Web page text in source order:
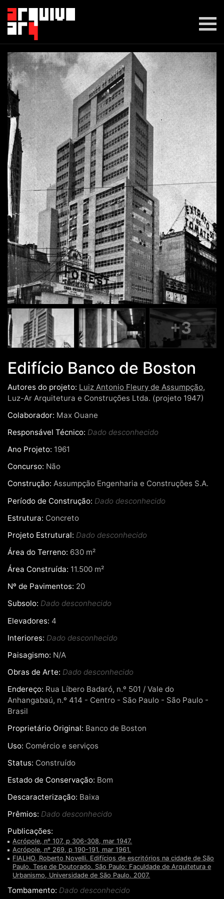
+3
Edifício Banco de Boston
Autores do projeto: Luiz Antonio Fleury de Assumpção,
Luz-Ar Arquitetura e Construções Ltda. (projeto 1947)
Colaborador: Max Ouane
Responsável Técnico: Dado desconhecido
Ano Projeto: 1961
Concurso: Não
Construção: Assumpção Engenharia e Construções S.A.
Período de Construção: Dado desconhecido
Estrutura: Concreto
Projeto Estrutural: Dado desconhecido
Área do Terreno: 630 m²
Área Construída: 11.500 m²
Nº de Pavimentos: 20
Subsolo: Dado desconhecido
Elevadores: 4
Interiores: Dado desconhecido
Paisagismo: N/A
Obras de Arte: Dado desconhecido
Endereço: Rua Líbero Badaró, n.º 501 / Vale do
Anhangabaú, n.º 414 - Centro - São Paulo - São Paulo -
Brasil
Proprietário Original: Banco de Boston
Uso: Comércio e serviços
Status: Construído
Estado de Conservação: Bom
Descaracterização: Baixa
Prêmios: Dado desconhecido
Publicações:
Acrópole, nº 107, p 306-308, mar 1947.
Acrópole, nº 269, p 190-191, mar 1961.
FIALHO, Roberto Novelli. Edifícios de escritórios na cidade de São
Paulo. Tese de Doutorado. São Paulo: Faculdade de Arquitetura e
Urbanismo, Universidade de São Paulo. 2007.
Tombamento: Dado desconhecido